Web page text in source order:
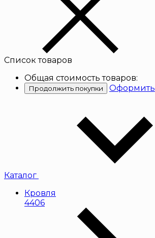
Список товаров
Общая стоимость товаров:
Продолжить покупки Оформить
Каталог
Кровля
4406